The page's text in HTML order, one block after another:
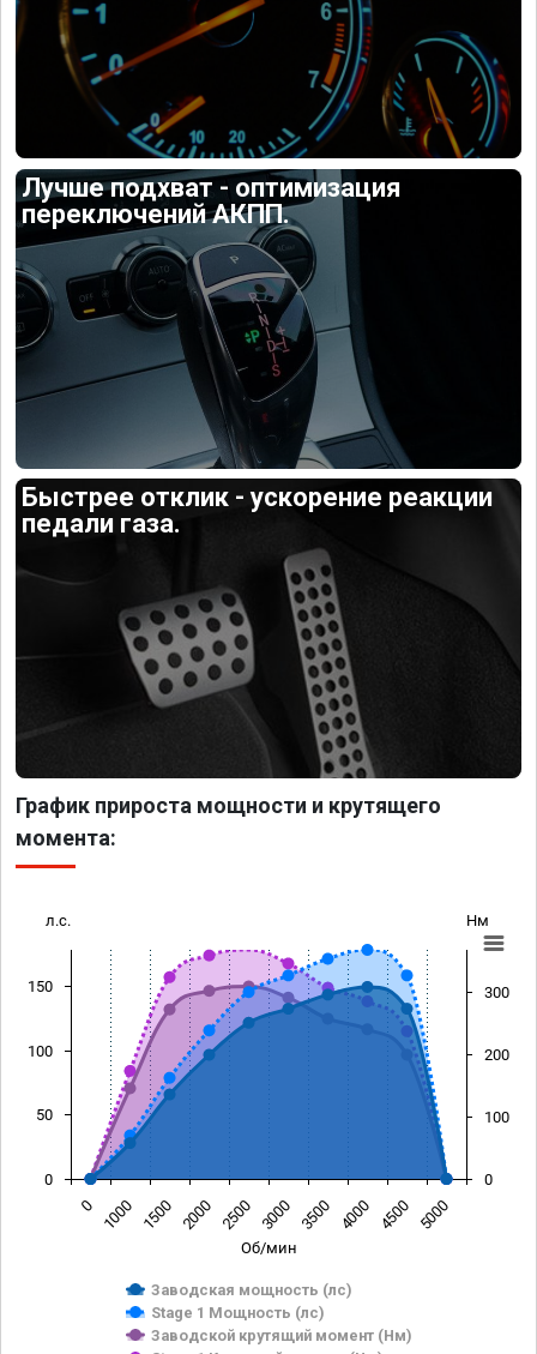
Лучше подхват - оптимизация
переключений АКПП.
Быстрее отклик - ускорение реакции
педали газа.
График прироста мощности и крутящего
момента:
Об/мин
л.с. Нм
Заводская мощность (лс)
Stage 1 Мощность (лс)
Заводской крутящий момент (Нм)
0 1000 1500 2000 2500 3000 3500 4000 4500 5000
0
50
100
150
0
100
200
300